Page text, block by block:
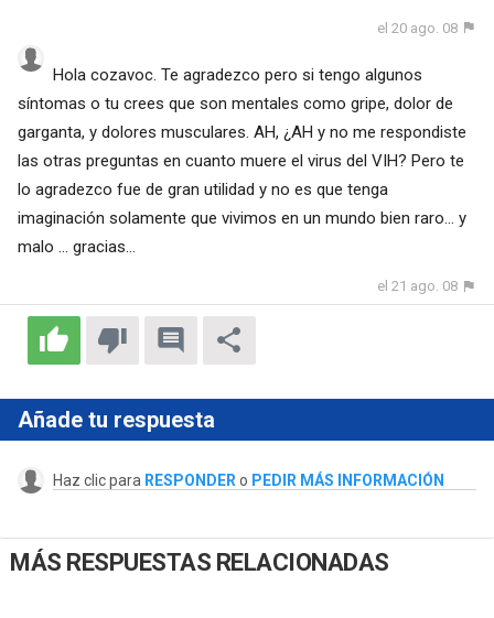
el 20 ago. 08
Hola cozavoc. Te agradezco pero si tengo algunos
síntomas o tu crees que son mentales como gripe, dolor de
garganta, y dolores musculares. AH, ¿AH y no me respondiste
las otras preguntas en cuanto muere el virus del VIH? Pero te
lo agradezco fue de gran utilidad y no es que tenga
imaginación solamente que vivimos en un mundo bien raro... y
malo ... gracias...
el 21 ago. 08
Añade tu respuesta
Haz clic para RESPONDER o PEDIR MÁS INFORMACIÓN
MÁS RESPUESTAS RELACIONADAS